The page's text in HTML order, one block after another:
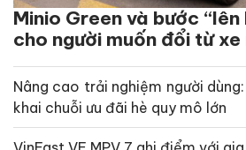
Minio Green và bước
cho người muốn đổi từ
Nâng cao trải nghiệm người
khai chuỗi ưu đãi hè quy mô lớn